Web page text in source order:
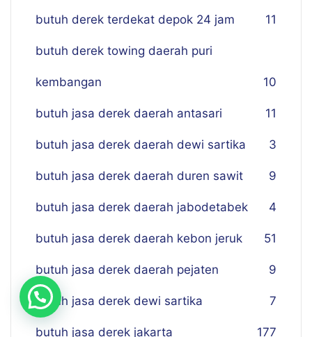
butuh derek terdekat depok 24 jam 11
butuh derek towing daerah puri
kembangan 10
butuh jasa derek daerah antasari 11
butuh jasa derek daerah dewi sartika 3
butuh jasa derek daerah duren sawit 9
butuh jasa derek daerah jabodetabek 4
butuh jasa derek daerah kebon jeruk 51
butuh jasa derek daerah pejaten 9
butuh jasa derek dewi sartika 7
butuh jasa derek jakarta 177